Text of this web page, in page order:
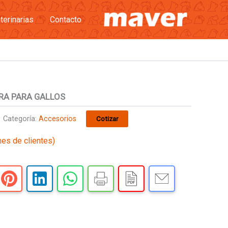
Contacto
PARA GALLOS
Categoría: Accesorios Cotizar
de clientes)